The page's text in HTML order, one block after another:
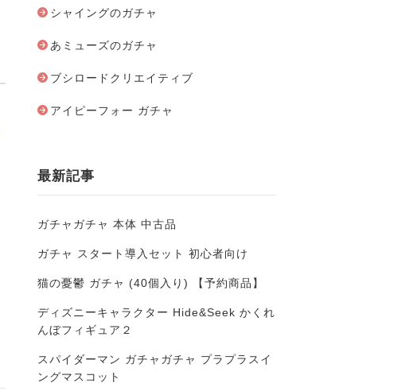
シャイングのガチャ
あミューズのガチャ
ブシロードクリエイティブ
アイピーフォー ガチャ
最新記事
ガチャガチャ 本体 中古品
ガチャ スタート導入セット 初心者向け
猫の憂鬱 ガチャ (40個入り) 【予約商品】
ディズニーキャラクター Hide&Seek かくれ
んぼフィギュア２
スパイダーマン ガチャガチャ プラプラスイ
ングマスコット